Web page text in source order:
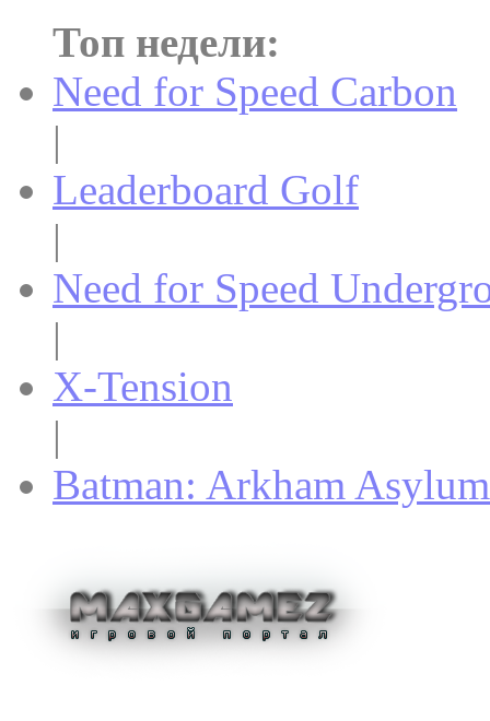
Топ недели:
Need for Speed Carbon
|
Leaderboard Golf
|
Need for Speed
|
X-Tension
|
Batman: Arkham Asylum